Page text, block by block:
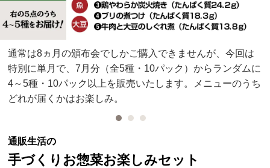
通常は8ヵ月の頒布会でしかご購入できませんが、今回は
特別に単月で、7月分（全5種・10パック）からランダムに
4～5種・10パック以上を販売いたします。メニューのうち
どれが届くかはお楽しみ。
通販生活の
手づくりお惣菜お楽しみセット